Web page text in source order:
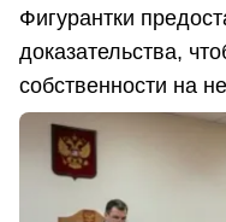
Фигурантки
доказательства,
собственности на